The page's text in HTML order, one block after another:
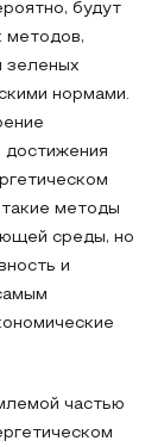
будут
методов,
зеленых
нормами.
достижения
методы
среды, но
и
частью